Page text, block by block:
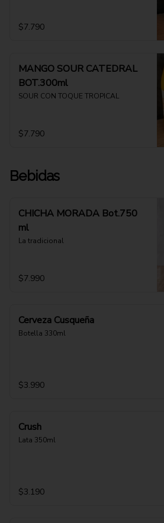
$7.790
MANGO SOUR CATEDRAL
BOT.300ml
SOUR CON TOQUE TROPICAL
$7.790
Bebidas
CHICHA MORADA Bot.750
ml
La tradicional
$7.990
Cerveza Cusqueña
Botella 330ml
$3.990
Crush
Lata 350ml
$3.190